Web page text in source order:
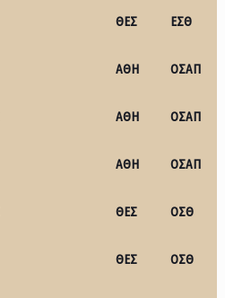
ΘΕΣ ΕΣΘ
ΑΘΗ ΟΣΑΠ
ΑΘΗ ΟΣΑΠ
ΑΘΗ ΟΣΑΠ
ΘΕΣ ΟΣΘ
ΘΕΣ ΟΣΘ